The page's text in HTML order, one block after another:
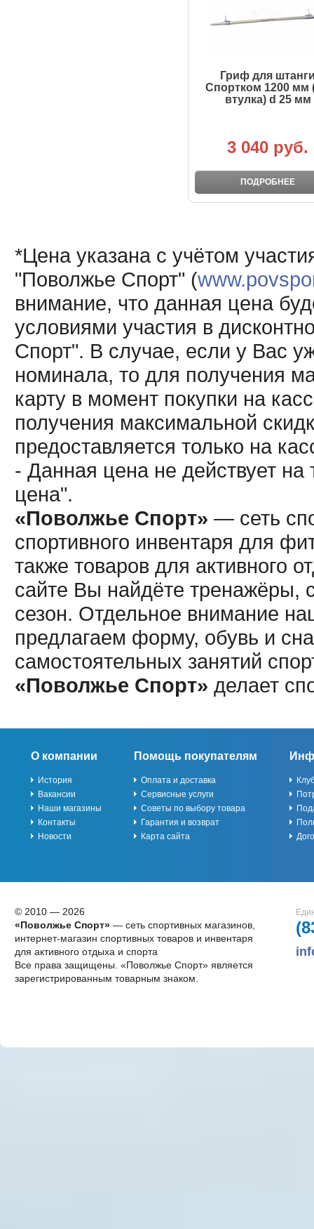
Гриф для
Спортком 1200 мм
втулка) d 25 мм
3 040 руб.
ПОДРОБНЕЕ
*Цена указана с учётом
"Поволжье Спорт" (
внимание, что данная цена
условиями участия в
Спорт". В случае, если у Вас
номинала, то для получения
карту в момент покупки на
получения максимальной
предоставляется только на
- Данная цена не действует
цена".
«Поволжье Спорт» — сеть
спортивного инвентаря для
также товаров для активного
сайте Вы найдёте тренажёры,
сезон. Отдельное внимание
предлагаем форму, обувь и
самостоятельных занятий
«Поволжье Спорт» делает
О компании
История
Вакансии
Наши магазины
Контакты
Новости
Помощь покупателям
Оплата и доставка
Сервисные услуги
Советы по выбору товара
Гарантия и возврат
Карта сайта
© 2010 — 2026
«Поволжье Спорт»— сеть спортивных магазинов,
интернет-магазин спортивных товаров и инвентаря
для активного отдыха и спорта
Все права защищены. «Поволжье Спорт» является
зарегистрированным товарным знаком.